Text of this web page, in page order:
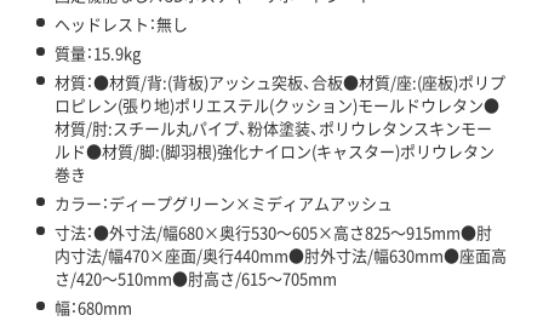
ヘッドレスト：無し
質量：15.9kg
材質：●材質/背:(背板)アッシュ突板、合板●材質/座:(座板)ポリプ
ロピレン(張り地)ポリエステル(クッション)モールドウレタン●
材質/肘:スチール丸パイプ、粉体塗装、ポリウレタンスキンモー
ルド●材質/脚:(脚羽根)強化ナイロン(キャスター)ポリウレタン
巻き
カラー：ディープグリーン×ミディアムアッシュ
寸法：●外寸法/幅680×奥行530～605×高さ825～915mm●肘
内寸法/幅470×座面/奥行440mm●肘外寸法/幅630mm●座面高
さ/420～510mm●肘高さ/615～705mm
幅：680mm